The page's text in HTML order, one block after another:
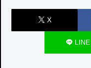
X
LINE